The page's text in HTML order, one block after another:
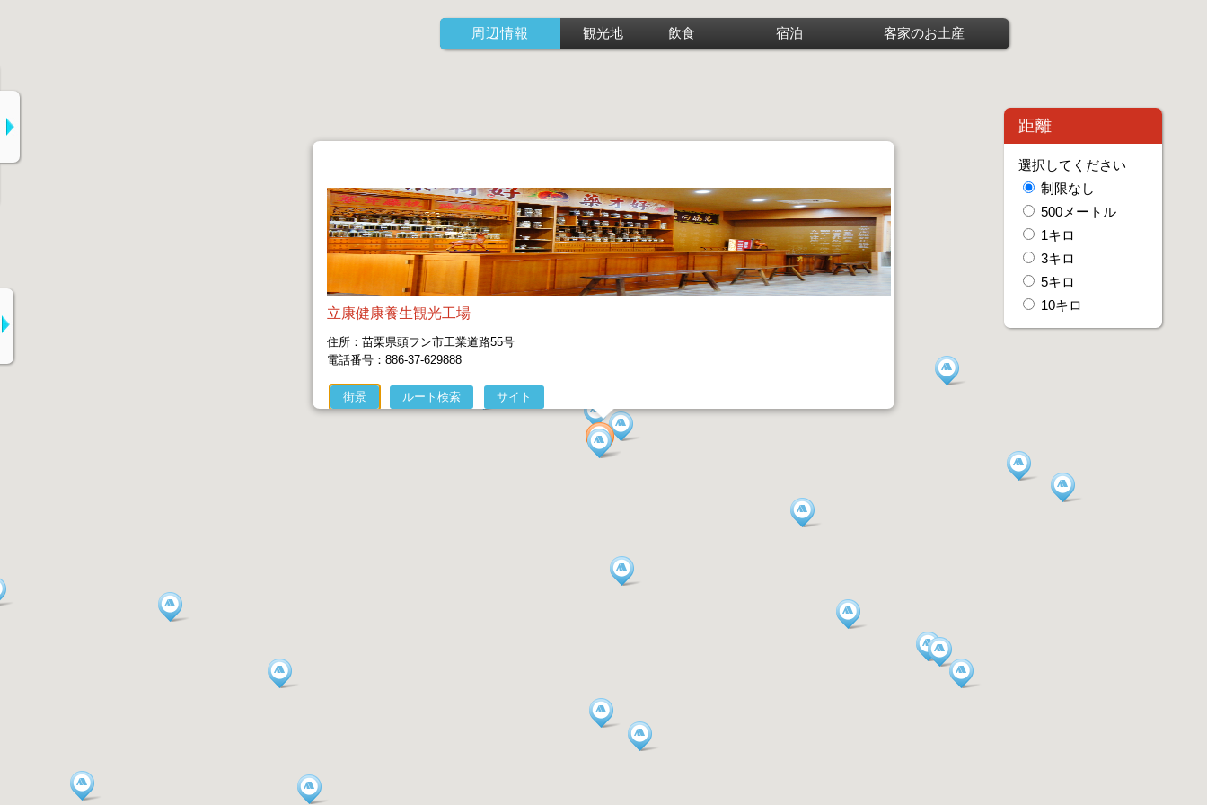
周辺情報 観光地 飲食 宿泊 客家のお土産
距離
選択してください
制限なし
500メートル
1キロ
3キロ
5キロ
10キロ
立康健康養生観光工場
住所：苗栗県頭フン市工業道路55号
電話番号：886-37-629888
街景 ルート検索 サイト